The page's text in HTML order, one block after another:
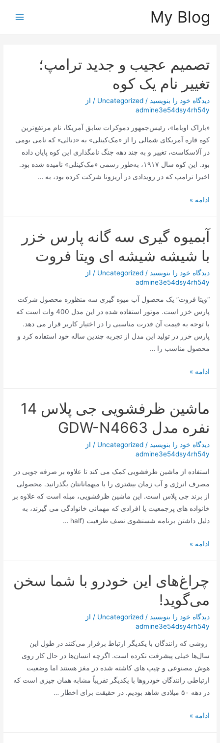
My Blog
تصمیم عجیب و جدید ترامپ؛
تغییر نام یک کوه
دیدگاه‌ خود را بنویسید /
Uncategorized / از
admine3e54dsy4rh54y
«باراک اوباما»، رئیس‌جمهور دموکرات سابق آمریکا، نام مرتفع‌ترین
کوه قاره آمریکای شمالی را از «مک‌کینلی» به «دنالی» که نامی بومی
در آلاسکاست، تغییر و به چند دهه جنگ نامگذاری این کوه پایان داده
بود. این کوه سال ۱۹۱۷، به‌طور رسمی «مک‌کینلی» نامیده شده بود.
اخیرا ترامپ که در رویدادی در آریزونا شرکت کرده بود، به …
تصمیم
جدید
ترامپ؛
تغییر
نام
یک
کوه
ادامه »
آبمیوه گیری سه گانه پارس خزر
با شیشه شیشه ای ویتا فروت
دیدگاه‌ خود را بنویسید /
Uncategorized / از
admine3e54dsy4rh54y
“ویتا فروت” یک محصول آب میوه گیری سه منظوره محصول شرکت
پارس خزر است. موتور استفاده شده در این مدل 400 وات است که
با توجه به قیمت آن قدرت مناسبی را در اختیار کاربر قرار می دهد.
پارس خزر در تولید این مدل از تجربه چندین ساله خود استفاده کرد و
محصول مناسب را …
آبمیوه
گانه
خزر
با
شیشه
شیشه
ویتا
فروت
ادامه »
ماشین ظرفشویی جی پلاس 14
نفره مدل GDW-N4663
دیدگاه‌ خود را بنویسید /
Uncategorized / از
admine3e54dsy4rh54y
استفاده از ماشین ظرفشویی کمک می کند تا علاوه بر صرفه جویی در
مصرف انرژی و آب زمان بیشتری را با میهمانانتان بگذرانید. محصولی
از برند جی پلاس است. این ماشین ظرفشویی، مبله است که علاوه بر
خانواده‌ های پرجمعیت یا افرادی که مهمانی خانوادگی می‌ گیرند، به
دلیل داشتن برنامه شستشوی نصف ظرفیت (half …
ماشین
پلاس
نفره
مدل
GDW-
N4663
ادامه »
چراغ‌های این خودرو با شما سخن
می‌گوید!
دیدگاه‌ خود را بنویسید /
Uncategorized / از
admine3e54dsy4rh54y
روشی که رانندگان با یکدیگر ارتباط برقرار می‌کنند در طول این
سال‌ها خیلی پیشرفت نکرده است. اگرچه انسان‌ها در حال کار روی
هوش مصنوعی و چیپ های کاشته شده در مغز هستند اما وضعیت
ارتباطی رانندگان خودروها با یکدیگر تقریباً مشابه همان چیزی است که
در دهه ۵۰ میلادی شاهد بودیم. در حقیقت برای اخطار …
چراغ‌های
ادامه »